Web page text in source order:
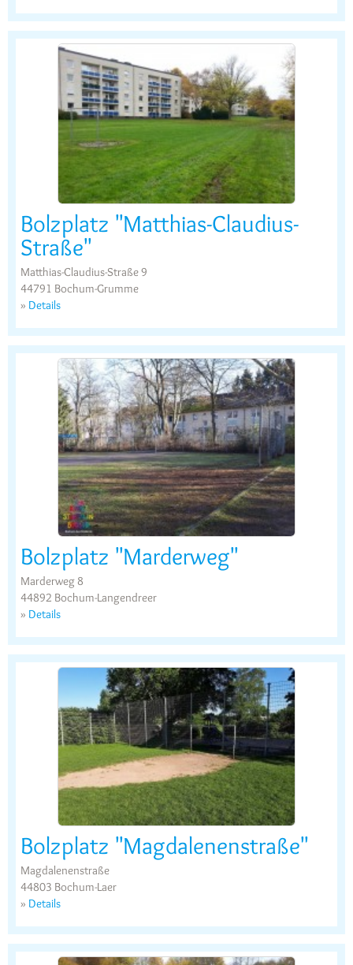
Bolzplatz "Matthias-Claudius-
Straße"
Matthias-Claudius-Straße 9
44791 Bochum-Grumme
» Details
Bolzplatz "Marderweg"
Marderweg 8
44892 Bochum-Langendreer
» Details
Bolzplatz "Magdalenenstraße"
Magdalenenstraße
44803 Bochum-Laer
» Details